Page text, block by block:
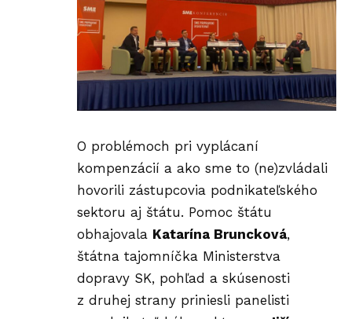
O problémoch pri vyplácaní
kompenzácií a ako sme to (ne)zvládali
hovorili zástupcovia podnikateľského
sektoru aj štátu. Pomoc štátu
obhajovala Katarína Bruncková,
štátna tajomníčka Ministerstva
dopravy SK, pohľad a skúsenosti
z druhej strany priniesli panelisti